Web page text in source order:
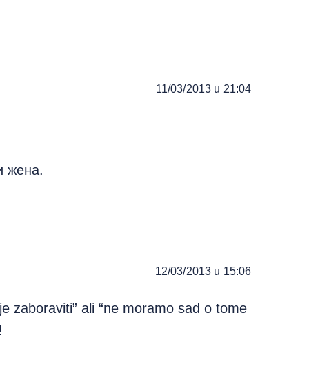
11/03/2013 u 21:04
жена.
12/03/2013 u 15:06
ali “ne moramo sad o tome